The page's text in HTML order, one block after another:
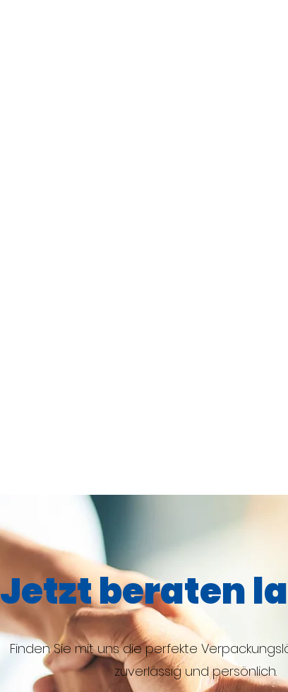
Jetzt beraten
Finden Sie mit uns die perfekte
zuverlässig und persönlich.